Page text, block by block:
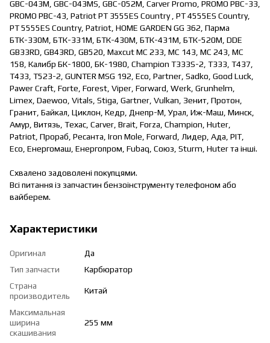
GBC-043M, GBC-043MS, GBC-052M, Carver Promo, PROMO PBC-33,
PROMO PBC-43, Patriot PT 3555ES Country , PT 4555ES Country,
PT 5555ES Country, Patriot, HOME GARDEN GG 362, Парма
БТК-330М, БТК-331М, БТК-430М, БТК-431М, БТК-520М, DDE
GB33RD, GB43RD, GB520, Maxcut MC 233, MC 143, MC 243, MC
158, Калибр БК-1800, БК-1980, Champion T333S-2, T333, Т437,
Т433, Т523-2, GUNTER MSG 192, Eco, Partner, Sadko, Good Luck,
Pawer Craft, Forte, Forest, Viper, Forward, Werk, Grunhelm,
Limex, Daewoo, Vitals, Stiga, Gartner, Vulkan, Зенит, Протон,
Гранит, Байкал, Циклон, Кедр, Днепр-М, Урал, Иж-Маш, Минск,
Амур, Витязь, Техас, Carver, Brait, Forza, Champion, Huter,
Patriot, Прораб, Ресанта, Iron Mole, Forward, Лидер, Ада, PIT,
Eco, Енергомаш, Енергопром, Fubaq, Союз, Sturm, Huter та інші.
Схвалено задоволені покупцями.
Всі питання із запчастин бензоінструменту телефоном або
вайберем.
Характеристики
Оригинал
Да
Тип запчасти
Карбюратор
Страна
производитель
Китай
Максимальная
ширина
скашивания
255 мм